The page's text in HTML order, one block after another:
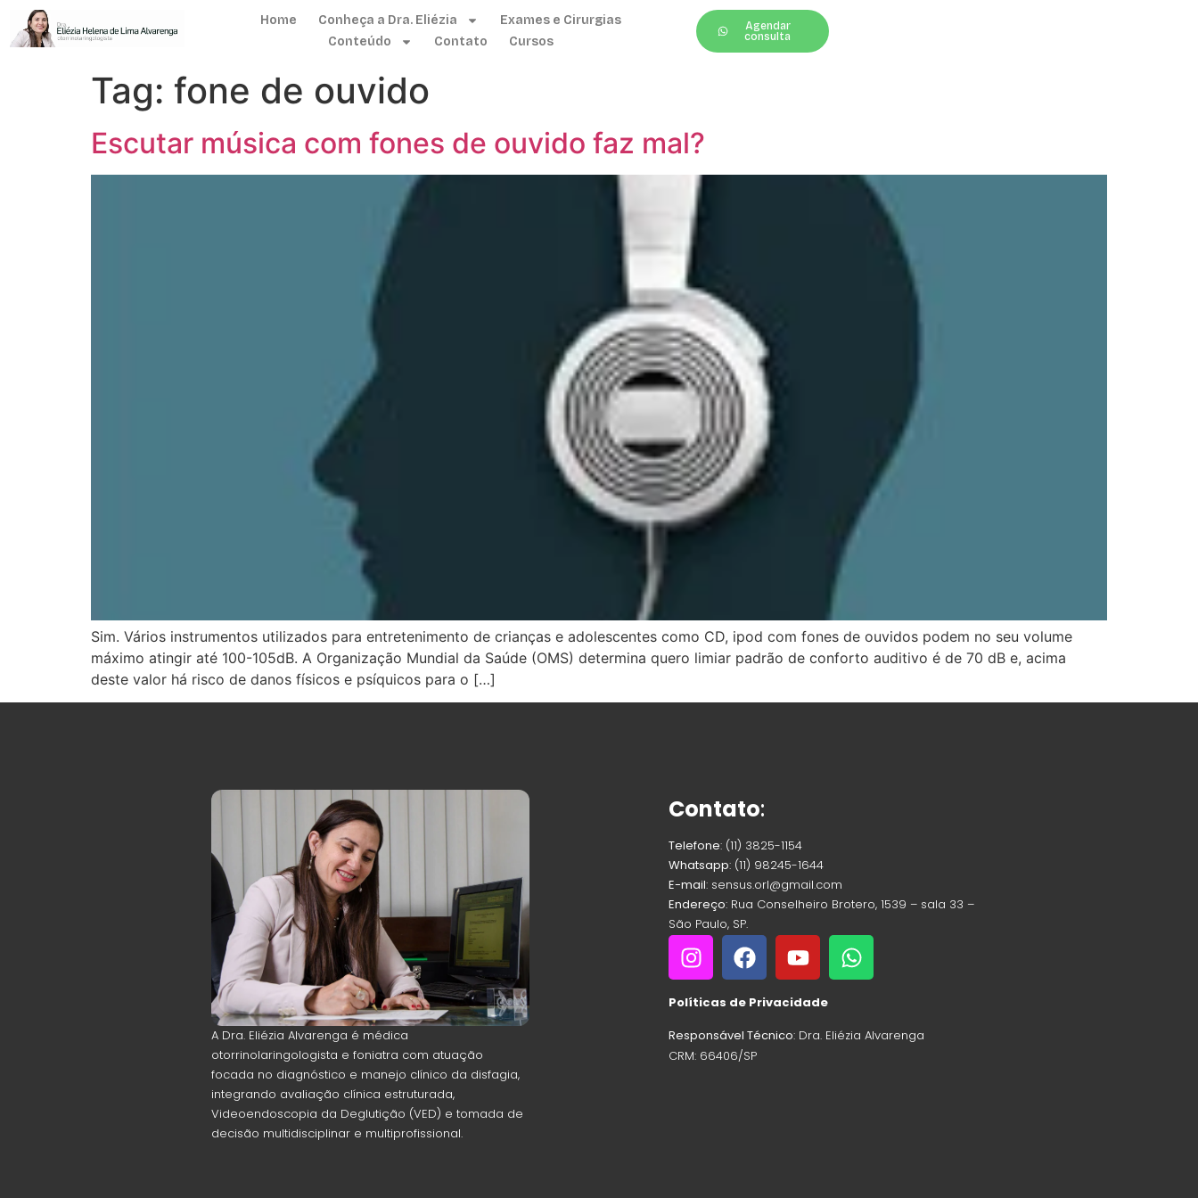
Home Conheça a Dra. Eliézia
Exames e Cirurgias
Conteúdo
Contato Cursos
Agendar
consulta
Tag: fone de ouvido
Escutar música com fones de ouvido faz mal?
Sim. Vários instrumentos utilizados para entretenimento de crianças e adolescentes como CD, ipod com fones de ouvidos podem no seu volume
máximo atingir até 100-105dB. A Organização Mundial da Saúde (OMS) determina quero limiar padrão de conforto auditivo é de 70 dB e, acima
deste valor há risco de danos físicos e psíquicos para o […]
A Dra. Eliézia Alvarenga é médica
otorrinolaringologista e foniatra com atuação
focada no diagnóstico e manejo clínico da disfagia,
integrando avaliação clínica estruturada,
Videoendoscopia da Deglutição (VED) e tomada de
decisão multidisciplinar e multiprofissional.
Contato:
Telefone: (11) 3825-1154
Whatsapp: (11) 98245-1644
E-mail: sensus.orl@gmail.com
Endereço: Rua Conselheiro Brotero, 1539 – sala 33 –
São Paulo, SP.
Políticas de Privacidade
Responsável Técnico: Dra. Eliézia Alvarenga
CRM: 66406/SP